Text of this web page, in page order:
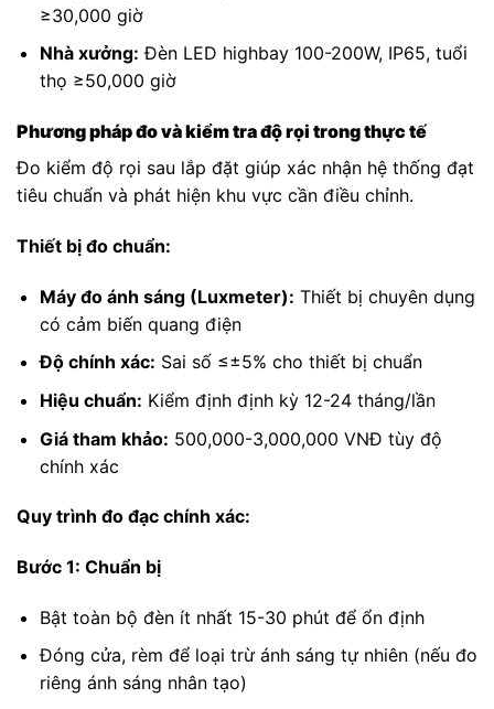
≥30,000 giờ
Nhà xưởng: Đèn LED highbay 100-200W, IP65, tuổi
thọ ≥50,000 giờ
Phương pháp đo và kiểm tra độ rọi trong thực tế
Đo kiểm độ rọi sau lắp đặt giúp xác nhận hệ thống đạt
tiêu chuẩn và phát hiện khu vực cần điều chỉnh.
Thiết bị đo chuẩn:
Máy đo ánh sáng (Luxmeter): Thiết bị chuyên dụng
có cảm biến quang điện
Độ chính xác: Sai số ≤±5% cho thiết bị chuẩn
Hiệu chuẩn: Kiểm định định kỳ 12-24 tháng/lần
Giá tham khảo: 500,000-3,000,000 VNĐ tùy độ
chính xác
Quy trình đo đạc chính xác:
Bước 1: Chuẩn bị
Bật toàn bộ đèn ít nhất 15-30 phút để ổn định
Đóng cửa, rèm để loại trừ ánh sáng tự nhiên (nếu đo
riêng ánh sáng nhân tạo)